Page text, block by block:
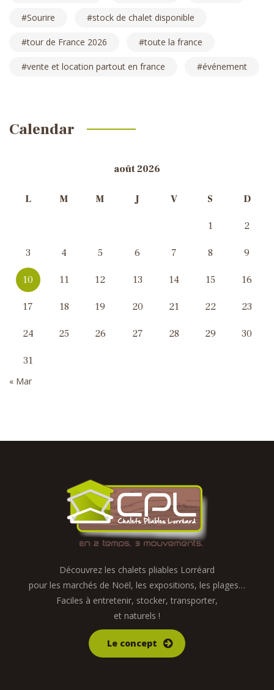
Sourire stock de chalet disponible
tour de France 2026 toute la france
vente et location partout en france événement
Calendar
août 2026
L M M J V S D
1 2
3 4 5 6 7 8 9
10 11 12 13 14 15 16
17 18 19 20 21 22 23
24 25 26 27 28 29 30
31
« Mar
Découvrez les chalets pliables Lorréard
pour les marchés de Noël, les expositions, les plages…
Faciles à entretenir, stocker, transporter,
et naturels !
Le concept